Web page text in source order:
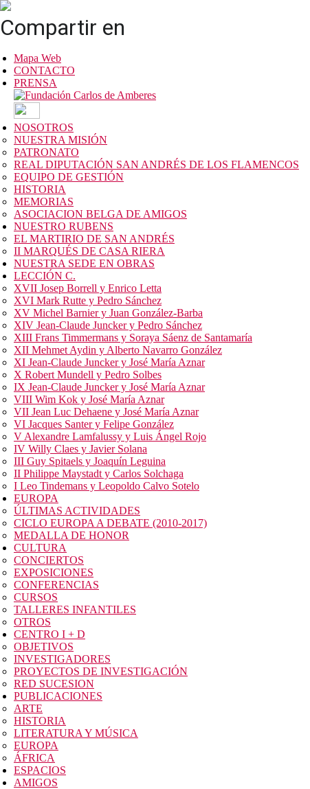
Compartir en
Mapa Web
CONTACTO
PRENSA
NOSOTROS
NUESTRA MISIÓN
PATRONATO
REAL DIPUTACIÓN SAN ANDRÉS DE LOS FLAMENCOS
EQUIPO DE GESTIÓN
HISTORIA
MEMORIAS
ASOCIACION BELGA DE AMIGOS
NUESTRO RUBENS
EL MARTIRIO DE SAN ANDRÉS
II MARQUÉS DE CASA RIERA
NUESTRA SEDE EN OBRAS
LECCIÓN C.
XVII Josep Borrell y Enrico Letta
XVI Mark Rutte y Pedro Sánchez
XV Michel Barnier y Juan González-Barba
XIV Jean-Claude Juncker y Pedro Sánchez
XIII Frans Timmermans y Soraya Sáenz de Santamaría
XII Mehmet Aydin y Alberto Navarro González
XI Jean-Claude Juncker y José María Aznar
X Robert Mundell y Pedro Solbes
IX Jean-Claude Juncker y José María Aznar
VIII Wim Kok y José María Aznar
VII Jean Luc Dehaene y José María Aznar
VI Jacques Santer y Felipe González
V Alexandre Lamfalussy y Luis Ángel Rojo
IV Willy Claes y Javier Solana
III Guy Spitaels y Joaquín Leguina
II Philippe Maystadt y Carlos Solchaga
I Leo Tindemans y Leopoldo Calvo Sotelo
EUROPA
ÚLTIMAS ACTIVIDADES
CICLO EUROPA A DEBATE (2010-2017)
MEDALLA DE HONOR
CULTURA
CONCIERTOS
EXPOSICIONES
CONFERENCIAS
CURSOS
TALLERES INFANTILES
OTROS
CENTRO I + D
OBJETIVOS
INVESTIGADORES
PROYECTOS DE INVESTIGACIÓN
RED SUCESION
PUBLICACIONES
ARTE
HISTORIA
LITERATURA Y MÚSICA
EUROPA
ÁFRICA
ESPACIOS
AMIGOS